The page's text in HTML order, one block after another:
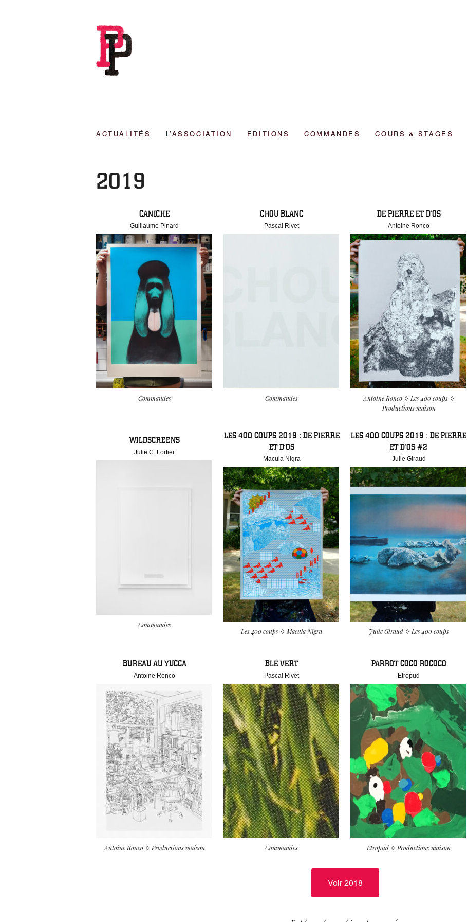
ACTUALITÉS L’ASSOCIATION EDITIONS COMMANDES COURS & STAGES
2019
CANICHE
Guillaume Pinard
Commandes
CHOU BLANC
Pascal Rivet
Commandes
DE PIERRE ET D’OS
Antoine Ronco
Antoine Ronco
Les 400 coups
Productions maison
WILDSCREENS
Julie C. Fortier
Commandes
LES 400 COUPS 2019 : DE PIERRE
ET D’OS
Macula Nigra
Les 400 coups Macula Nigra
LES 400 COUPS 2019 : DE PIERRE
ET D’OS #2
Julie Giraud
Julie Giraud Les 400 coups
BUREAU AU YUCCA
Antoine Ronco
Antoine Ronco Productions maison
BLÉ VERT
Pascal Rivet
Commandes
PARROT COCO ROCOCO
Etropud
Etropud Productions maison
Voir 2018